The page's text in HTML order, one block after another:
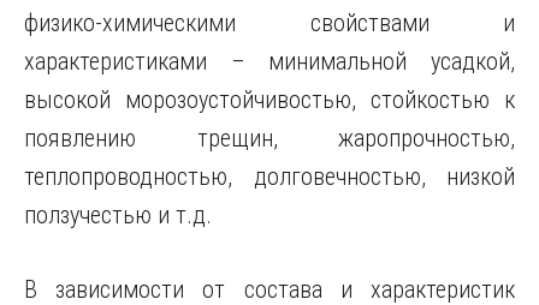
физико-химическими свойствами и
характеристиками – минимальной усадкой,
высокой морозоустойчивостью, стойкостью к
появлению трещин, жаропрочностью,
теплопроводностью, долговечностью, низкой
ползучестью и т.д.
В зависимости от состава и характеристик